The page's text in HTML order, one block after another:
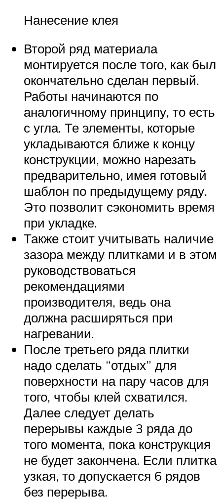
Нанесение клея
Второй ряд материала
монтируется после того, как был
окончательно сделан первый.
Работы начинаются по
аналогичному принципу, то есть
с угла. Те элементы, которые
укладываются ближе к концу
конструкции, можно нарезать
предварительно, имея готовый
шаблон по предыдущему ряду.
Это позволит сэкономить время
при укладке.
Также стоит учитывать наличие
зазора между плитками и в этом
руководствоваться
рекомендациями
производителя, ведь она
должна расширяться при
нагревании.
После третьего ряда плитки
надо сделать “отдых” для
поверхности на пару часов для
того, чтобы клей схватился.
Далее следует делать
перерывы каждые 3 ряда до
того момента, пока конструкция
не будет закончена. Если плитка
узкая, то допускается 6 рядов
без перерыва.